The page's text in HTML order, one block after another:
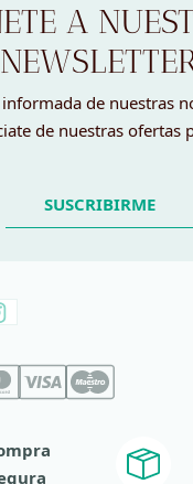
A
de nuestras
de nuestras ofertas
SUSCRIBIRME